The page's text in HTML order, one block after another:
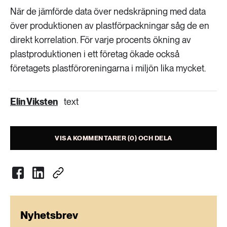
När de jämförde data över nedskräpning med data
över produktionen av plastförpackningar såg de en
direkt korrelation. För varje procents ökning av
plastproduktionen i ett företag ökade också
företagets plastföroreningarna i miljön lika mycket.
Elin Viksten text
VISA KOMMENTARER (0) OCH DELA
Nyhetsbrev